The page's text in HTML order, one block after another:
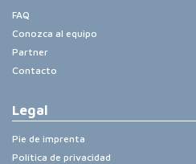
FAQ
Conozca al equipo
Partner
Contacto
Legal
Pie de imprenta
Política de privacidad